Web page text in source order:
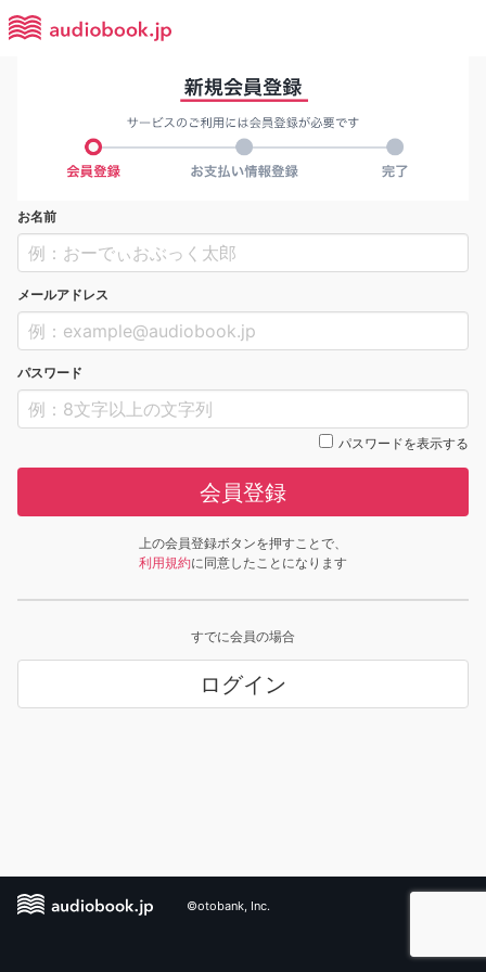
お名前
メールアドレス
パスワード
パスワードを表示する
会員登録
上の会員登録ボタンを押すことで、
利用規約に同意したことになります
すでに会員の場合
ログイン
©otobank, Inc.